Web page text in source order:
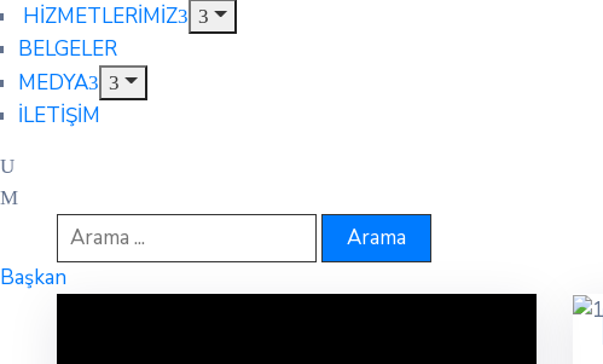
HİZMETLERİMİZ
BELGELER
MEDYA
İLETİŞİM
Başkan